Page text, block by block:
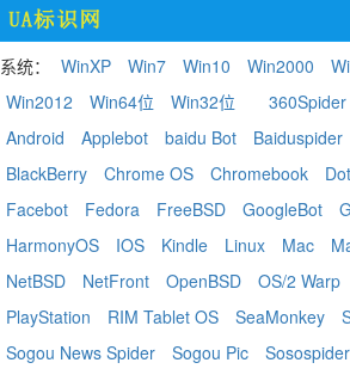
系统： WinXP Win7 Win10 Win2000
Win2012
Win64位 Win32位 360Spider
Android
Applebot baidu Bot Baiduspider
BlackBerry
Chrome OS Chromebook
Facebot
Fedora FreeBSD GoogleBot
HarmonyOS
IOS Kindle Linux Mac
NetBSD
NetFront OpenBSD OS/2 Warp
PlayStation
RIM Tablet OS SeaMonkey
Sogou News Spider
Sogou Pic Sosospider